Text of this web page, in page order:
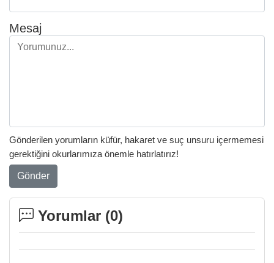
Mesaj
Gönderilen yorumların küfür, hakaret ve suç unsuru içermemesi
gerektiğini okurlarımıza önemle hatırlatırız!
Gönder
Yorumlar (0)